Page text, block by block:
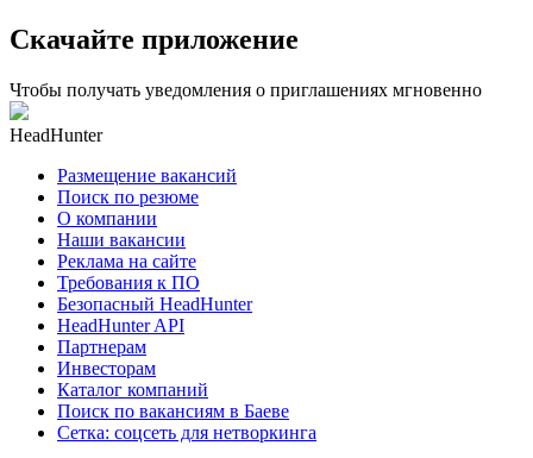
Скачайте приложение
Чтобы получать уведомления о приглашениях мгновенно
HeadHunter
Размещение вакансий
Поиск по резюме
О компании
Наши вакансии
Реклама на сайте
Требования к ПО
Безопасный HeadHunter
HeadHunter API
Партнерам
Инвесторам
Каталог компаний
Поиск по вакансиям в Баеве
Сетка: соцсеть для нетворкинга